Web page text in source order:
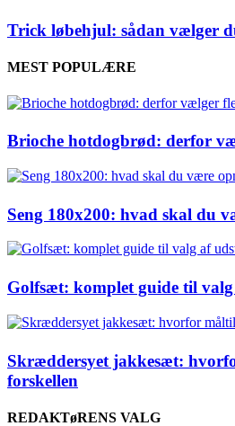
Trick løbehjul: sådan vælger
MEST POPULÆRE
Brioche hotdogbrød: derfor
Seng 180x200: hvad skal du
Golfsæt: komplet guide til
Skræddersyet jakkesæt:
forskellen
REDAKTøRENS VALG